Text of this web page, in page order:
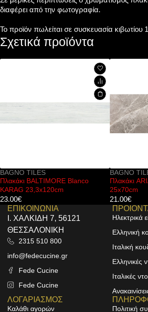
διαφέρει από την φωτογραφία.
Το προϊόν πωλείται σε συσκευασία κιβωτίου
Σχετικά προϊόντα
BAGNO TILES
Πλακάκι ARIANA Graphite KARAG
25x70cm
21.00€
BAGNO
Πλακάκι
KARAG
40.00€
ΕΠΙΚΟΙΝΩΝΙΑ
Ι. ΧΑΛΚΙΔΗ 7, 56121
ΘΕΣΣΑΛΟΝΙΚΗ
2315 510 800
info@fedecucine.gr
Fede Cucine
Fede Cucine
Ηλεκτρικά
Ελληνική
Ιταλική
Ελληνικές
Ιταλικές
ΛΟΓΑΡΙΑΣΜΟΣ
Καλάθι αγορών Πολιτική